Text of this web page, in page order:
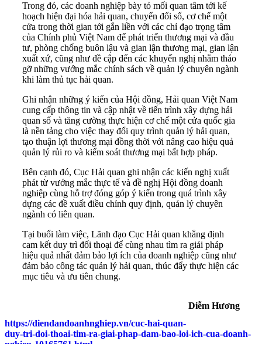
Trong đó, các doanh nghiệp bày tỏ mối quan tâm tới kế
hoạch hiện đại hóa hải quan, chuyển đổi số, cơ chế một
cửa trong thời gian tới gắn liền với các chỉ đạo trọng tâm
của Chính phủ Việt Nam để phát triển thương mại và đầu
tư, phòng chống buôn lậu và gian lận thương mại, gian lận
xuất xứ, cũng như đề cập đến các khuyến nghị nhằm tháo
gỡ những vướng mắc chính sách về quản lý chuyên ngành
khi làm thủ tục hải quan.
Ghi nhận những ý kiến của Hội đồng, Hải quan Việt Nam
cung cấp thông tin và cập nhật về tiến trình xây dựng hải
quan số và tăng cường thực hiện cơ chế một cửa quốc gia
là nền tảng cho việc thay đổi quy trình quản lý hải quan,
tạo thuận lợi thương mại đồng thời với nâng cao hiệu quả
quản lý rủi ro và kiểm soát thương mại bất hợp pháp.
Bên cạnh đó, Cục Hải quan ghi nhận các kiến nghị xuất
phát từ vướng mắc thực tế và đề nghị Hội đồng doanh
nghiệp cùng hỗ trợ đóng góp ý kiến trong quá trình xây
dựng các đề xuất điều chỉnh quy định, quản lý chuyên
ngành có liên quan.
Tại buổi làm việc, Lãnh đạo Cục Hải quan khẳng định
cam kết duy trì đối thoại để cùng nhau tìm ra giải pháp
hiệu quả nhất đảm bảo lợi ích của doanh nghiệp cũng như
đảm bảo công tác quản lý hải quan, thúc đẩy thực hiện các
mục tiêu và ưu tiên chung.
Diễm Hương
https://diendandoanhnghiep.vn/cuc-hai-quan-
duy-tri-doi-thoai-tim-ra-giai-phap-dam-bao-loi-ich-cua-doanh-